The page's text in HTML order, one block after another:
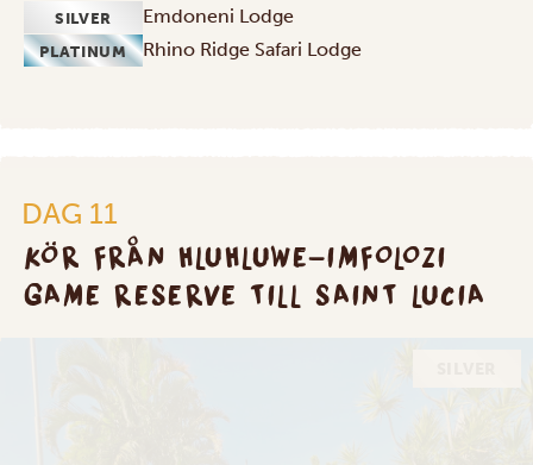
SILVER Emdoneni Lodge
PLATINUM Rhino Ridge Safari Lodge
DAG 11
KÖR FRÅN HLUHLUWE-IMFOLOZI
GAME RESERVE TILL SAINT LUCIA